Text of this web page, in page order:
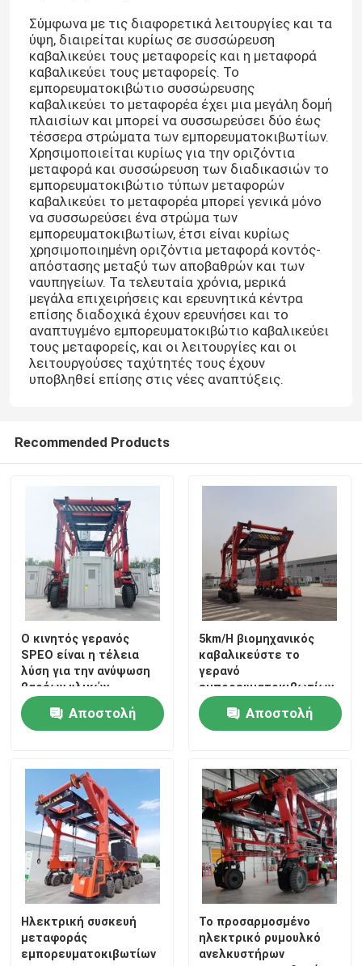
Σπίτι
Προϊόντα
Βίντεο
Περίπου εμείς
Γύρος εργοστασίων
μας ελάτε σε επαφή με
Ειδήσεις
Ζητήστε ένα απόσπασμα
Το εμπορευματοκιβώτιο καβαλικεύει το μεταφορέα
Σύμφωνα με τις διαφορετικά λειτουργίες και τα
ύψη, διαιρείται κυρίως σε συσσώρευση
καβαλικεύει τους μεταφορείς και η μεταφορά
καβαλικεύει τους μεταφορείς. Το
εμπορευματοκιβώτιο συσσώρευσης
καβαλικεύει το μεταφορέα έχει μια μεγάλη δομή
πλαισίων και μπορεί να συσσωρεύσει δύο έως
τέσσερα στρώματα των εμπορευματοκιβωτίων.
Χρησιμοποιείται κυρίως για την οριζόντια
μεταφορά και συσσώρευση των διαδικασιών το
εμπορευματοκιβώτιο τύπων μεταφορών
καβαλικεύει το μεταφορέα μπορεί γενικά μόνο
να συσσωρεύσει ένα στρώμα των
εμπορευματοκιβωτίων, έτσι είναι κυρίως
χρησιμοποιημένη οριζόντια μεταφορά κοντός-
απόστασης μεταξύ των αποβαθρών και των
ναυπηγείων. Τα τελευταία χρόνια, μερικά
μεγάλα επιχειρήσεις και ερευνητικά κέντρα
επίσης διαδοχικά έχουν ερευνήσει και το
αναπτυγμένο εμπορευματοκιβώτιο καβαλικεύει
τους μεταφορείς, και οι λειτουργίες και οι
λειτουργούσες ταχύτητές τους έχουν
υποβληθεί επίσης στις νέες αναπτύξεις.
Recommended Products
Ο κινητός γερανός
SPEO είναι η τέλεια
λύση για την ανύψωση
βαρέων υλικών
Αποστολή
5km/H βιομηχανικός
καβαλικεύστε το
γερανό
εμπορευματοκιβωτίων
φορτίου φορτηγών 80T
μεταφορέων με τη
Αποστολή
Ηλεκτρική συσκευή
μεταφοράς
εμπορευματοκιβωτίων
Το προσαρμοσμένο
ηλεκτρικό ρυμουλκό
ανελκυστήρων